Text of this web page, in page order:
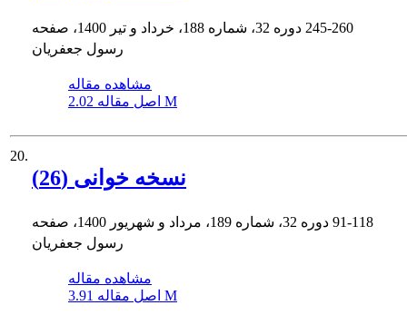
245-260
رسول جعفریان
مشاهده مقاله
اصل مقاله 2.02 M
20.
نسخه خوانی (26)
91-118
رسول جعفریان
مشاهده مقاله
اصل مقاله 3.91 M